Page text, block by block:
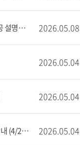
2026학년도 상반기 학습자설계융합전공 설명회 안내 2026.05.08
2026.05.04
2026.05.04
AI 전공설계 상담 앱 만족도 조사 종료 안내 (4/20~5/3) 2026.05.04